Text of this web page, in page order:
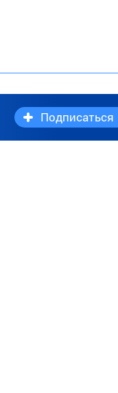
Подписаться